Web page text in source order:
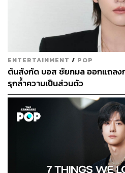
ENTERTAINMENT / POP
ต้นสังกัด บอส ชัยกมล ออกแถลง
รุกล้ำความเป็นส่วนตัว